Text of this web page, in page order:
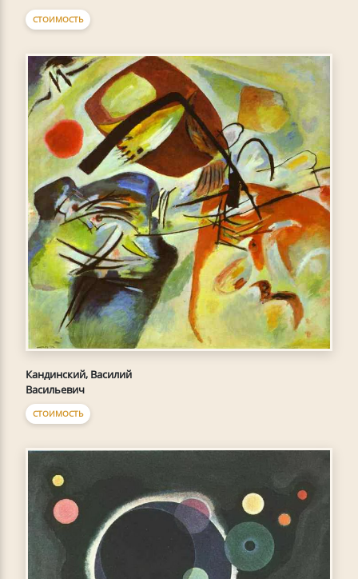
СТОИМОСТЬ
Кандинский, Василий
Васильевич
СТОИМОСТЬ